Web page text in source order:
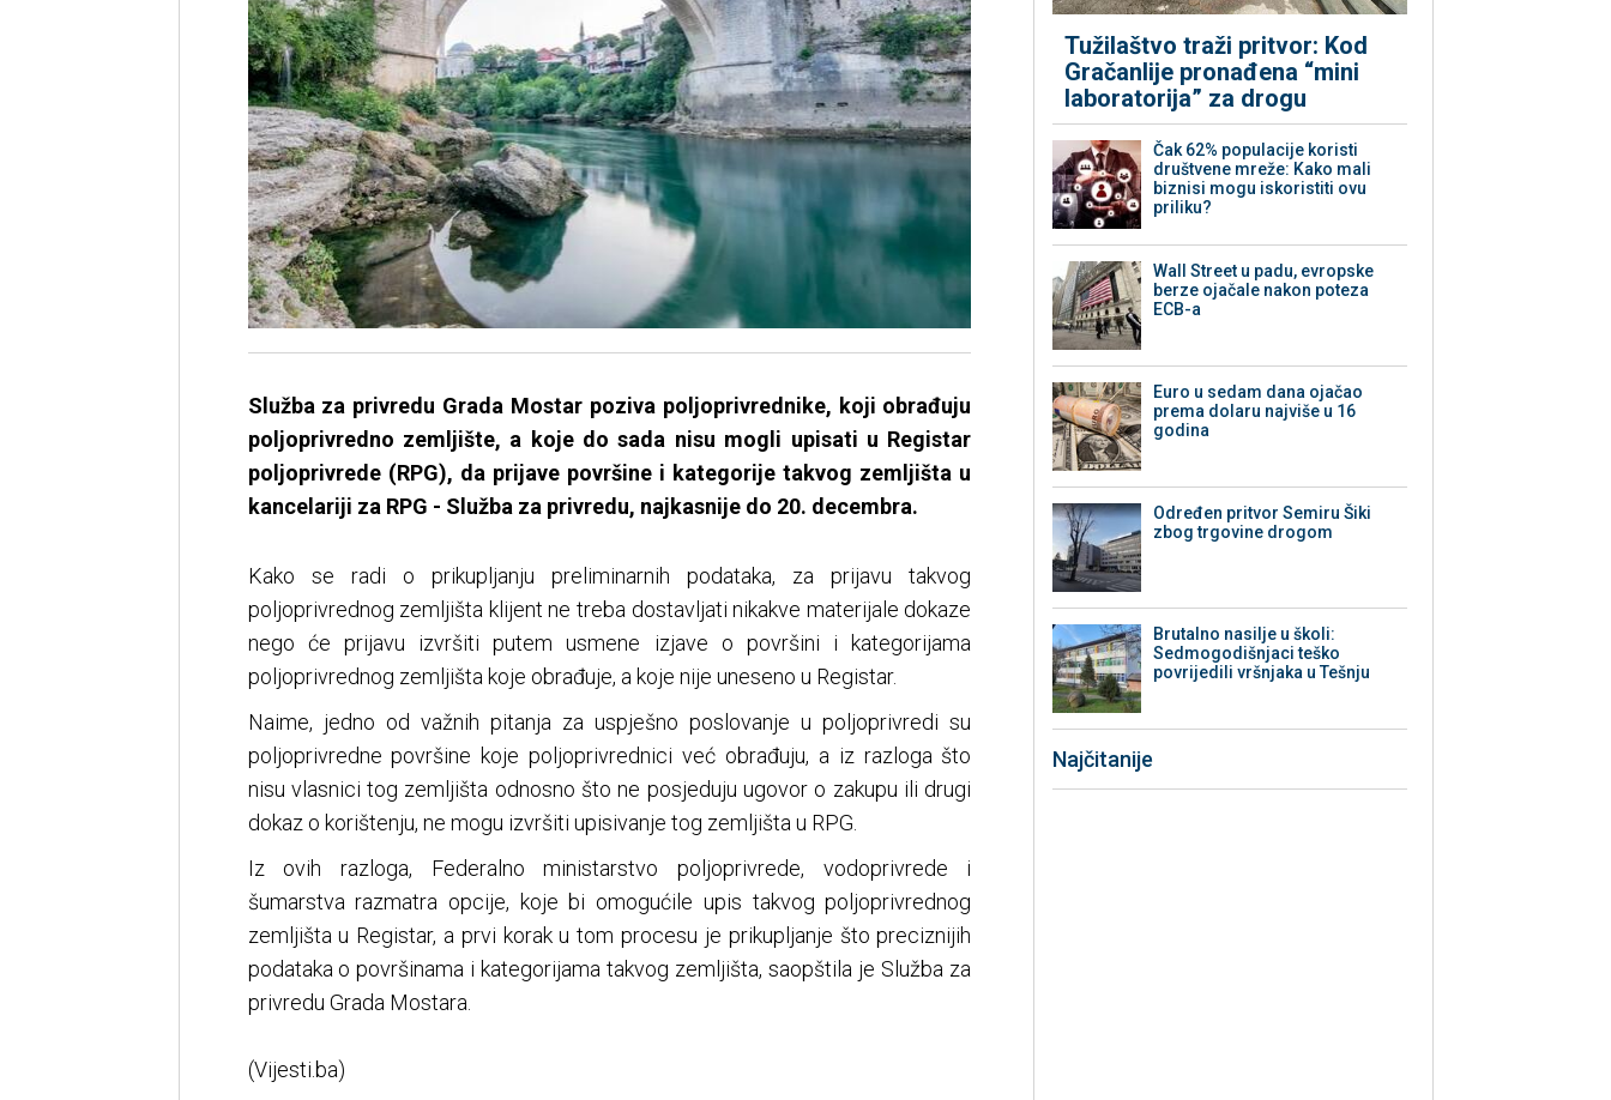
Služba za privredu Grada Mostar poziva poljoprivrednike, koji obrađuju
poljoprivredno zemljište, a koje do sada nisu mogli upisati u Registar
poljoprivrede (RPG), da prijave površine i kategorije takvog zemljišta u
kancelariji za RPG - Služba za privredu, najkasnije do 20. decembra.
Kako se radi o prikupljanju preliminarnih podataka, za prijavu takvog
poljoprivrednog zemljišta klijent ne treba dostavljati nikakve materijale dokaze
nego će prijavu izvršiti putem usmene izjave o površini i kategorijama
poljoprivrednog zemljišta koje obrađuje, a koje nije uneseno u Registar.
Naime, jedno od važnih pitanja za uspješno poslovanje u poljoprivredi su
poljoprivredne površine koje poljoprivrednici već obrađuju, a iz razloga što
nisu vlasnici tog zemljišta odnosno što ne posjeduju ugovor o zakupu ili drugi
dokaz o korištenju, ne mogu izvršiti upisivanje tog zemljišta u RPG.
Iz ovih razloga, Federalno ministarstvo poljoprivrede, vodoprivrede i
šumarstva razmatra opcije, koje bi omogućile upis takvog poljoprivrednog
zemljišta u Registar, a prvi korak u tom procesu je prikupljanje što preciznijih
podataka o površinama i kategorijama takvog zemljišta, saopštila je Služba za
privredu Grada Mostara.
(Vijesti.ba)
Tužilaštvo traži pritvor: Kod
Gračanlije pronađena “mini
laboratorija” za drogu
Čak 62% populacije koristi
društvene mreže: Kako mali
biznisi mogu iskoristiti ovu
priliku?
Wall Street u padu, evropske
berze ojačale nakon poteza
ECB-a
Euro u sedam dana ojačao
prema dolaru najviše u 16
godina
Određen pritvor Semiru Šiki
zbog trgovine drogom
Brutalno nasilje u školi:
Sedmogodišnjaci teško
povrijedili vršnjaka u Tešnju
Najčitanije